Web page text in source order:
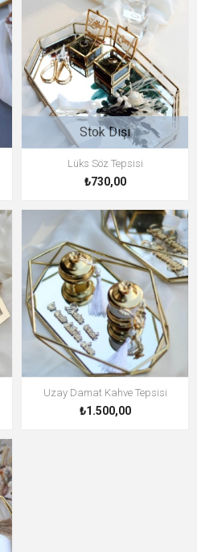
Stok Dışı
Lüks Söz Tepsisi
₺730,00
Uzay Damat Kahve Tepsisi
₺1.500,00